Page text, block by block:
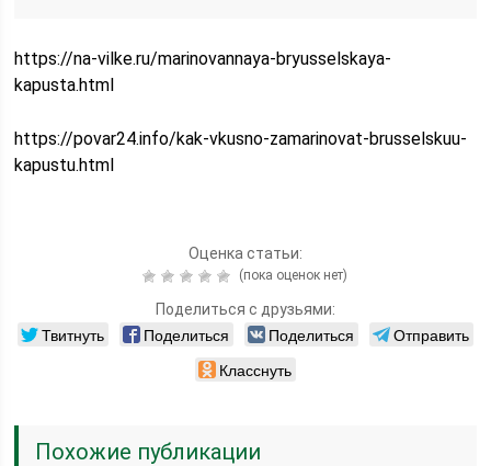
https://na-vilke.ru/marinovannaya-bryusselskaya-
kapusta.html
https://povar24.info/kak-vkusno-zamarinovat-brusselskuu-
kapustu.html
Оценка статьи:
(пока оценок нет)
Поделиться с друзьями:
Твитнуть Поделиться Поделиться
Отправить
Класснуть
Похожие публикации